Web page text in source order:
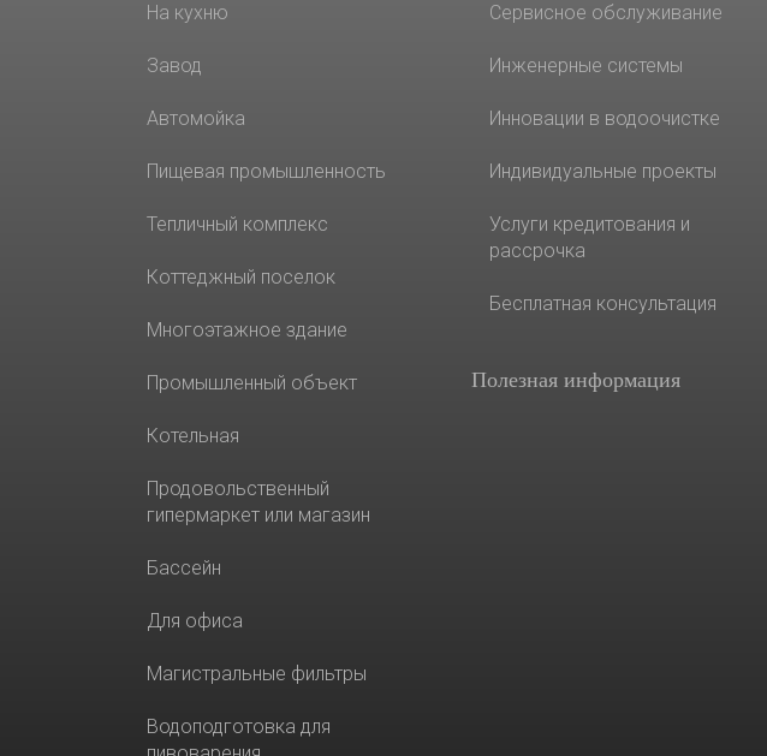
На кухню
Завод
Автомойка
Пищевая промышленность
Тепличный комплекс
Коттеджный поселок
Многоэтажное здание
Промышленный объект
Котельная
Продовольственный
гипермаркет или магазин
Бассейн
Для офиса
Магистральные фильтры
Водоподготовка для
Сервисное обслуживание
Инженерные системы
Инновации в водоочистке
Индивидуальные проекты
Услуги кредитования и
рассрочка
Бесплатная консультация
Полезная информация